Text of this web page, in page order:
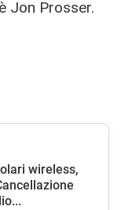
Jon Prosser.
wireless,